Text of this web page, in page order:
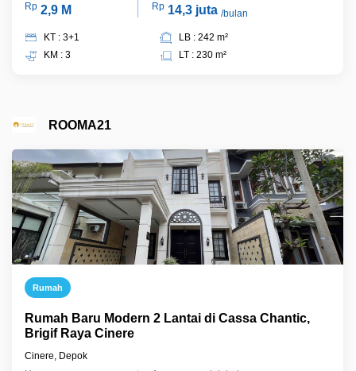
Rp 2,9 M
Rp 14,3 juta /bulan
KT : 3+1
KM : 3
LB : 242 m²
LT : 230 m²
ROOMA21
Rumah
Rumah Baru Modern 2 Lantai di Cassa Chantic,
Brigif Raya Cinere
Cinere, Depok